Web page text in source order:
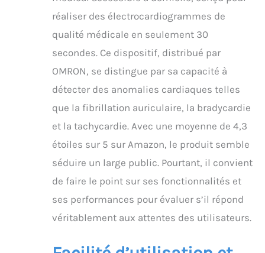
votre rythme cardiaque
est normal ou si vous
auriculaire, une
bradycardie ou une
tachycardie APPROUVÉE
PAR LES MÉDECINS :
KardiaMobile est
l'appareil ECG portable à
utilisation personnelle
le plus validé
cliniquement dans le
monde avec plus de 100
études et plus de 85
millions d’ECG
CONNECTÉ : Les
résultats des ECG
enregistrés sur votre
réaliser des électrocardiogrammes de
qualité médicale en seulement 30
secondes. Ce dispositif, distribué par
OMRON, se distingue par sa capacité à
détecter des anomalies cardiaques telles
que la fibrillation auriculaire, la bradycardie
et la tachycardie. Avec une moyenne de 4,3
étoiles sur 5 sur Amazon, le produit semble
séduire un large public. Pourtant, il convient
de faire le point sur ses fonctionnalités et
ses performances pour évaluer s’il répond
véritablement aux attentes des utilisateurs.